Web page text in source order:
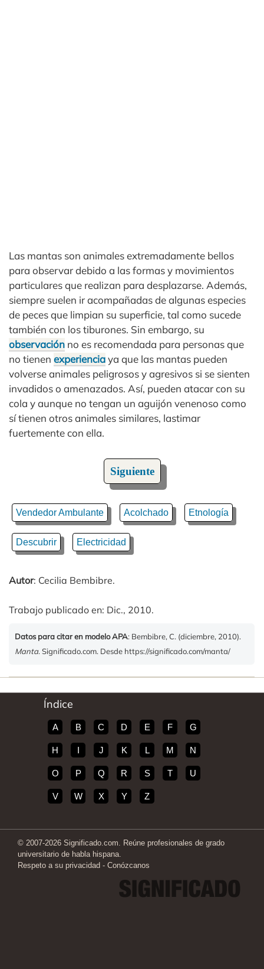
Las mantas son animales extremadamente bellos
para observar debido a las formas y movimientos
particulares que realizan para desplazarse. Además,
siempre suelen ir acompañadas de algunas especies
de peces que limpian su superficie, tal como sucede
también con los tiburones. Sin embargo, su
observación no es recomendada para personas que
no tienen experienciaya que las mantas pueden
volverse animales peligrosos y agresivos si se sienten
invadidos o amenazados. Así, pueden atacar con su
cola y aunque no tengan un aguijón venenoso como
sí tienen otros animales similares, lastimar
fuertemente con ella.
Siguiente
Vendedor Ambulante Acolchado Etnología
Descubrir Electricidad
Autor: Cecilia Bembibre.
Trabajo publicado en: Dic., 2010.
Datos para citar en modelo APA: Bembibre, C. (diciembre, 2010).
Manta. Significado.com. Desde https://significado.com/manta/
Índice
A B C D E F G
H I J K L M N
O P Q R S T U
V W X Y Z
© 2007-2026 Significado.com. Reúne profesionales de grado
universitario de habla hispana.
Respeto a su privacidad - Conózcanos